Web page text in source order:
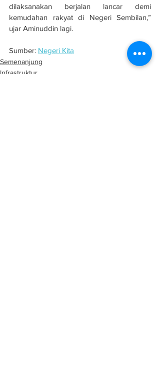
dilaksanakan berjalan lancar demi
kemudahan rakyat di Negeri Sembilan,”
ujar Aminuddin lagi.
Sumber: Negeri Kita
Semenanjung
Infrastruktur